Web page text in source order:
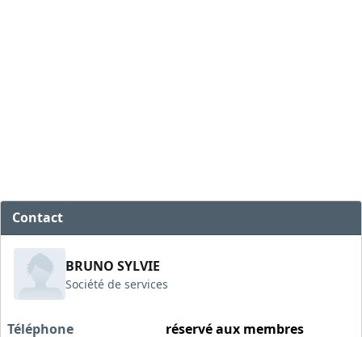
Contact
BRUNO SYLVIE
Société de services
Téléphone réservé aux membres